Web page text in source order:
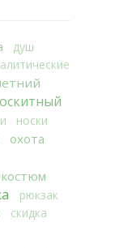
душ
носки
охота
рюкзак
скидка